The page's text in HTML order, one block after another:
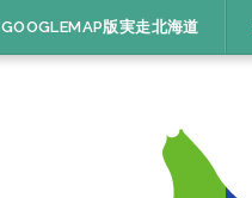
GOOGLEMAP版実走北海道